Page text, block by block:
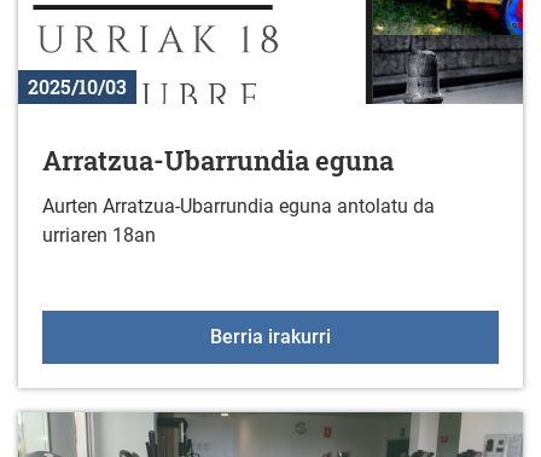
2025/10/03
Arratzua-Ubarrundia eguna
Aurten Arratzua-Ubarrundia eguna antolatu da
urriaren 18an
Berria irakurri